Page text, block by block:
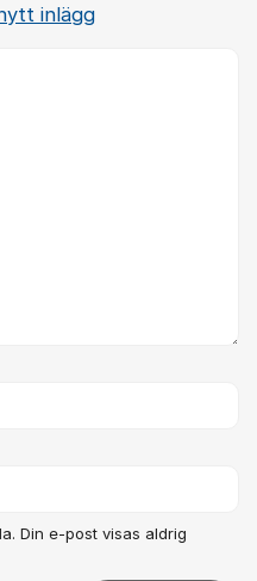
inlägg
Din e-post visas aldrig